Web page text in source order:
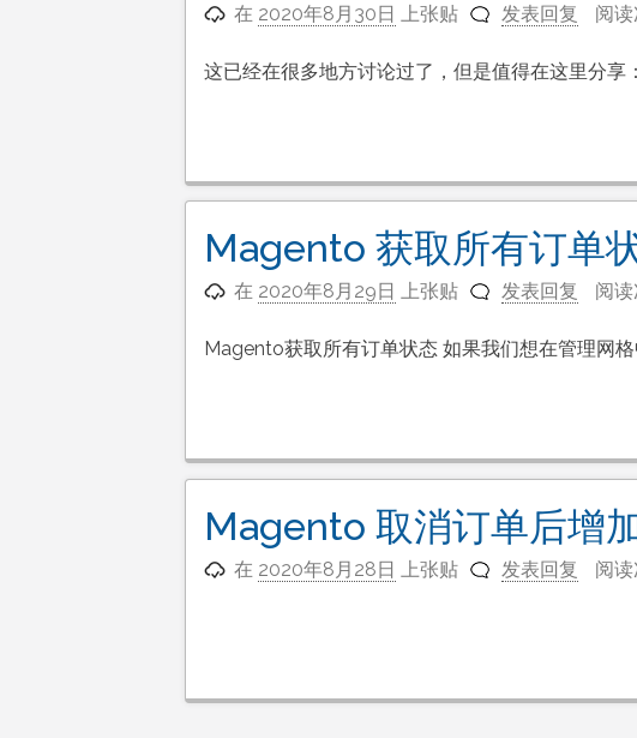
在 2020年8月30日 上张贴 发表回复 阅
这已经在很多地方讨论过了，但是值得在这里分
Magento 获取所有订单
在 2020年8月29日 上张贴 发表回复 阅
Magento获取所有订单状态 如果我们想在管理网
Magento 取消订单后增
在 2020年8月28日 上张贴 发表回复 阅